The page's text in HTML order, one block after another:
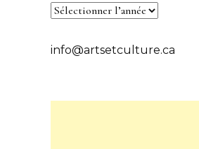
info@artsetculture.ca